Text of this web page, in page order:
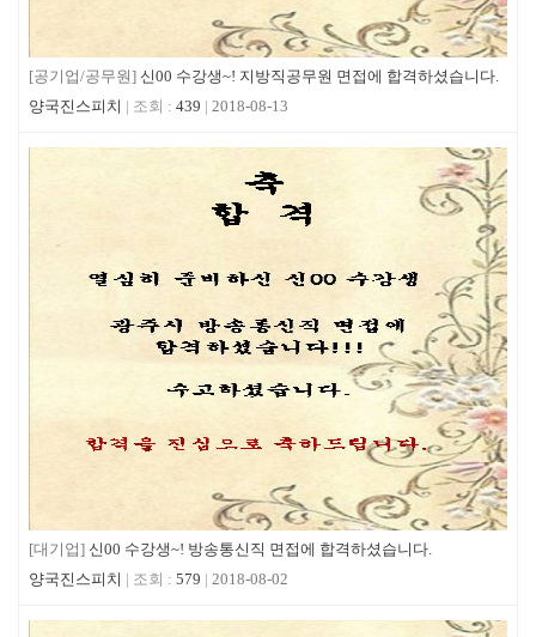
[공기업/공무원] 신00 수강생~! 지방직공무원 면접에 합격하셨습니다.
양국진스피치
439 2018-08-13
[대기업] 신00 수강생~! 방송통신직 면접에 합격하셨습니다.
양국진스피치
579 2018-08-02